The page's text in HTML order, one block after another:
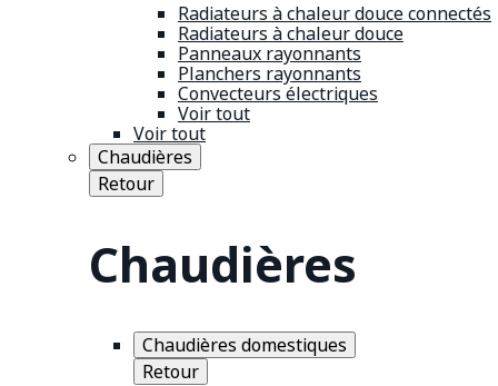
Radiateurs à chaleur douce connectés
Radiateurs à chaleur douce
Panneaux rayonnants
Planchers rayonnants
Convecteurs électriques
Voir tout
Voir tout
Chaudières
Retour
Chaudières
Chaudières domestiques
Retour